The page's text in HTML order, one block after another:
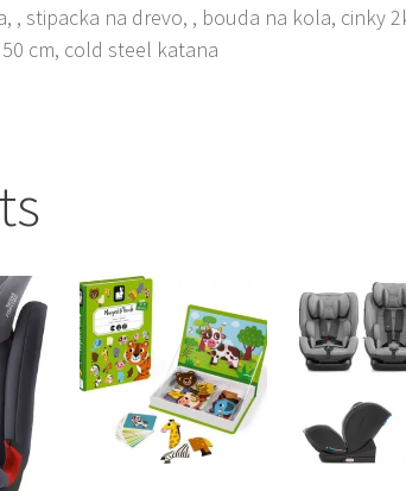
stipacka na drevo, , bouda na kola, cinky
cm, cold steel katana